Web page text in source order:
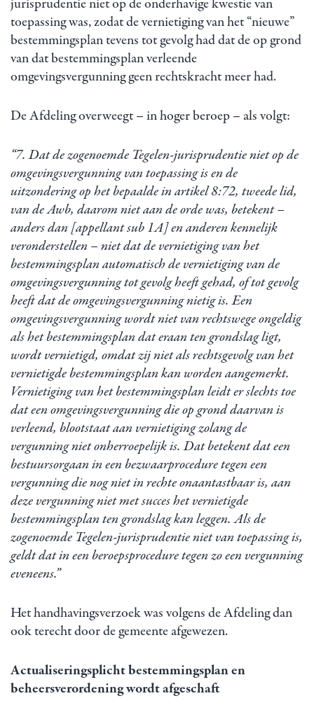
jurisprudentie niet op de onderhavige kwestie van
toepassing was, zodat de vernietiging van het “nieuwe”
bestemmingsplan tevens tot gevolg had dat de op grond
van dat bestemmingsplan verleende
omgevingsvergunning geen rechtskracht meer had.
De Afdeling overweegt – in hoger beroep – als volgt:
“7. Dat de zogenoemde Tegelen-jurisprudentie niet op de
omgevingsvergunning van toepassing is en de
uitzondering op het bepaalde in artikel 8:72, tweede lid,
van de Awb, daarom niet aan de orde was, betekent –
anders dan [appellant sub 1A] en anderen kennelijk
veronderstellen – niet dat de vernietiging van het
bestemmingsplan automatisch de vernietiging van de
omgevingsvergunning tot gevolg heeft gehad, of tot gevolg
heeft dat de omgevingsvergunning nietig is. Een
omgevingsvergunning wordt niet van rechtswege ongeldig
als het bestemmingsplan dat eraan ten grondslag ligt,
wordt vernietigd, omdat zij niet als rechtsgevolg van het
vernietigde bestemmingsplan kan worden aangemerkt.
Vernietiging van het bestemmingsplan leidt er slechts toe
dat een omgevingsvergunning die op grond daarvan is
verleend, blootstaat aan vernietiging zolang de
vergunning niet onherroepelijk is. Dat betekent dat een
bestuursorgaan in een bezwaarprocedure tegen een
vergunning die nog niet in rechte onaantastbaar is, aan
deze vergunning niet met succes het vernietigde
bestemmingsplan ten grondslag kan leggen. Als de
zogenoemde Tegelen-jurisprudentie niet van toepassing is,
geldt dat in een beroepsprocedure tegen zo een vergunning
eveneens.”
Het handhavingsverzoek was volgens de Afdeling dan
ook terecht door de gemeente afgewezen.
Actualiseringsplicht bestemmingsplan en
beheersverordening wordt afgeschaft